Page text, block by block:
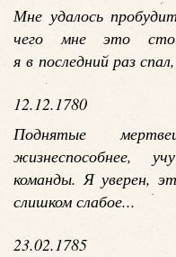
Мне удалось
чего мне это
я в последний раз
12.12.1780
Поднятые
жизнеспособнее,
команды. Я уверен,
слишком слабое...
23.02.1785